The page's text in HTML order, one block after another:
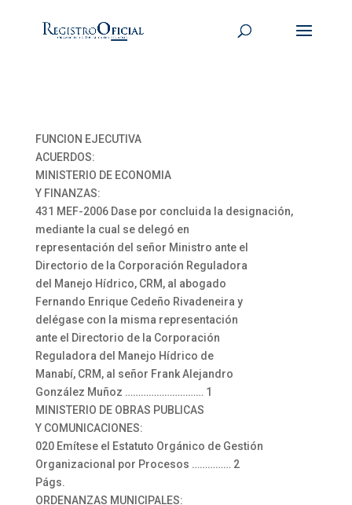
FUNCION EJECUTIVA
ACUERDOS:
MINISTERIO DE ECONOMIA
Y FINANZAS:
431 MEF-2006 Dase por concluida la designación,
mediante la cual se delegó en
representación del señor Ministro ante el
Directorio de la Corporación Reguladora
del Manejo Hídrico, CRM, al abogado
Fernando Enrique Cedeño Rivadeneira y
delégase con la misma representación
ante el Directorio de la Corporación
Reguladora del Manejo Hídrico de
Manabí, CRM, al señor Frank Alejandro
González Muñoz ………………………… 1
MINISTERIO DE OBRAS PUBLICAS
Y COMUNICACIONES:
020 Emítese el Estatuto Orgánico de Gestión
Organizacional por Procesos …………… 2
Págs.
ORDENANZAS MUNICIPALES: